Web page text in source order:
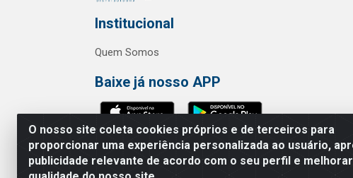
O nosso site coleta cookies próprios e de terceiros para
proporcionar uma experiência personalizada ao usuário,
publicidade relevante de acordo com o seu perfil e
Institucional
Quem Somos
Baixe já nosso APP
MR Distribuidora - Rua Hortêncio